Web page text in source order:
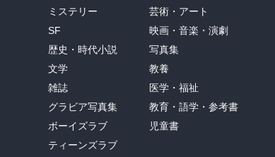
ミステリー
SF
歴史・時代小説
文学
雑誌
グラビア写真集
ボーイズラブ
ティーンズラブ
芸術・アート
映画・音楽・演劇
写真集
教養
医学・福祉
教育・語学・参考書
児童書